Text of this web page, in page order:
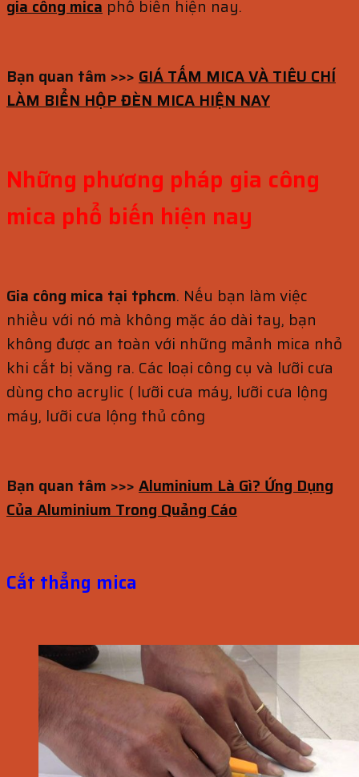
gia công mica phổ biến hiện nay.
Bạn quan tâm >>> GIÁ TẤM MICA VÀ TIÊU CHÍ
LÀM BIỂN HỘP ĐÈN MICA HIỆN NAY
Những phương pháp gia công
mica phổ biến hiện nay
Gia công mica tại tphcm. Nếu bạn làm việc
nhiều với nó mà không mặc áo dài tay, bạn
không được an toàn với những mảnh mica nhỏ
khi cắt bị văng ra. Các loại công cụ và lưỡi cưa
dùng cho acrylic ( lưỡi cưa máy, lưỡi cưa lộng
máy, lưỡi cưa lộng thủ công
Bạn quan tâm >>> Aluminium Là Gì? Ứng Dụng
Của Aluminium Trong Quảng Cáo
Cắt thẳng mica